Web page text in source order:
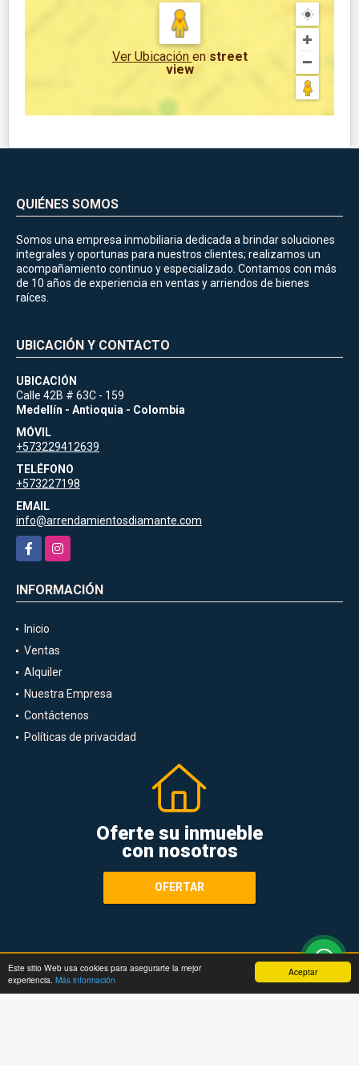
Aceptar
Este sitio Web usa cookies para asegurarte la mejor
experiencia. Más información
Ver Ubicación en street
view
QUIÉNES SOMOS
Somos una empresa inmobiliaria dedicada a brindar soluciones
integrales y oportunas para nuestros clientes; realizamos un
acompañamiento continuo y especializado. Contamos con más
de 10 años de experiencia en ventas y arriendos de bienes
raíces.
UBICACIÓN Y CONTACTO
UBICACIÓN
Calle 42B # 63C - 159
Medellín - Antioquia - Colombia
MÓVIL
+573229412639
TELÉFONO
+573227198
EMAIL
info@arrendamientosdiamante.com
FacebookInstagram
INFORMACIÓN
Inicio
Ventas
Alquiler
Nuestra Empresa
Contáctenos
Políticas de privacidad
Oferte su inmueble
con nosotros
OFERTAR
Términos de servicio y privacidad